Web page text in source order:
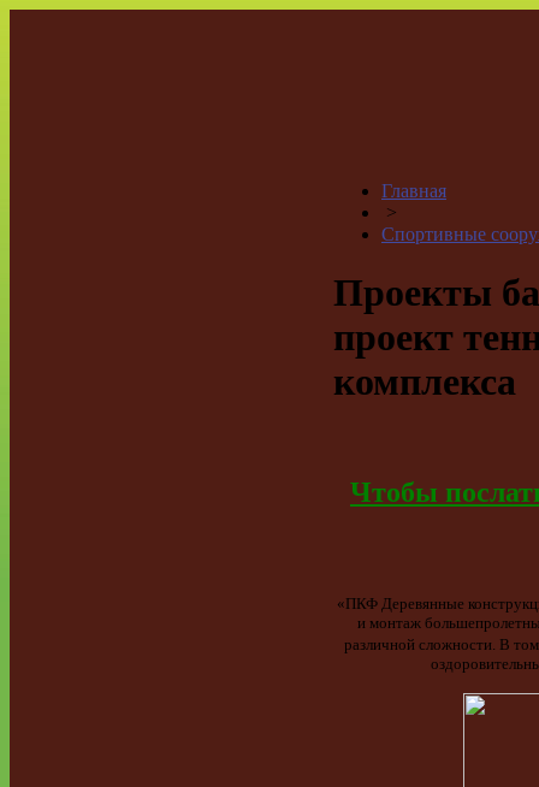
Главная
>
Спортивные
Проекты
проект
комплекса
Чтобы
«ПКФ Деревянные
и монтаж
различной сложности. В